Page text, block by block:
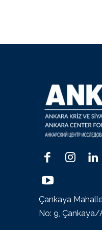
Çankaya
No: 9, Çankaya/